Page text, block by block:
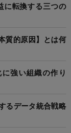
に転換する三つの
質的原因】とは何
強い組織の作り
るデータ統合戦略